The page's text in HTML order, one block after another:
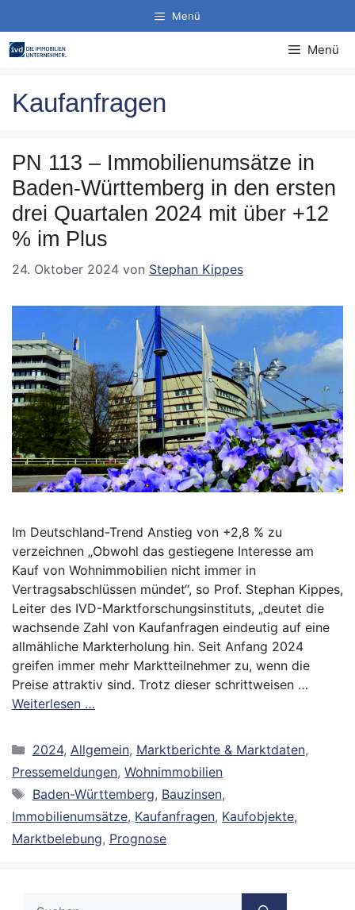
Inhalt
springen
Menü
Menü
Kaufanfragen
PN 113 – Immobilienumsätze in
Baden-Württemberg in den ersten
drei Quartalen 2024 mit über +12
% im Plus
24. Oktober 2024 von Stephan Kippes
Im Deutschland-Trend Anstieg von +2,8 % zu
verzeichnen „Obwohl das gestiegene Interesse am
Kauf von Wohnimmobilien nicht immer in
Vertragsabschlüssen mündet“, so Prof. Stephan Kippes,
Leiter des IVD-Marktforschungsinstituts, „deutet die
wachsende Zahl von Kaufanfragen eindeutig auf eine
allmähliche Markterholung hin. Seit Anfang 2024
greifen immer mehr Marktteilnehmer zu, wenn die
Preise attraktiv sind. Trotz dieser schrittweisen …
Weiterlesen …
Kategorien
2024, Allgemein, Marktberichte & Marktdaten,
Pressemeldungen, Wohnimmobilien
Schlagwörter
Baden-Württemberg, Bauzinsen,
Immobilienumsätze, Kaufanfragen, Kaufobjekte,
Marktbelebung, Prognose